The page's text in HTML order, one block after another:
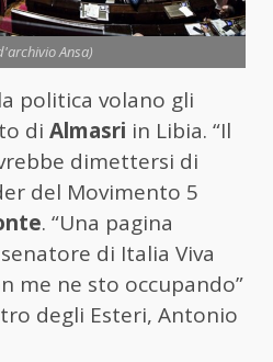
Ansa)
politica volano gli
di Almasri in Libia. “Il
dimettersi di
del Movimento 5
. “Una pagina
di Italia Viva
me ne sto occupando”
degli Esteri, Antonio